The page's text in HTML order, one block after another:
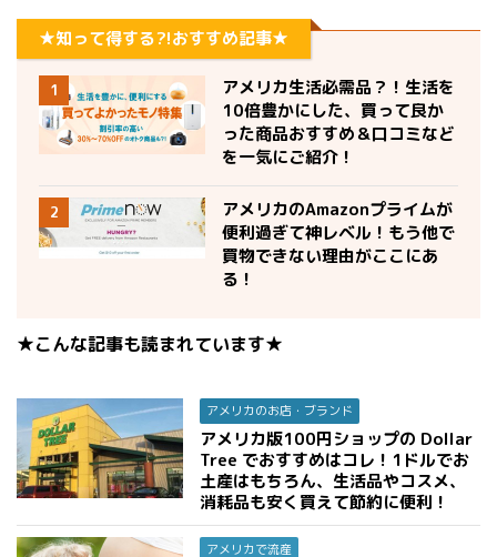
★知って得する?!おすすめ記事★
1
アメリカ生活必需品？！生活を
10倍豊かにした、買って良か
った商品おすすめ＆口コミなど
を一気にご紹介！
2
アメリカのAmazonプライムが
便利過ぎて神レベル！もう他で
買物できない理由がここにあ
る！
★こんな記事も読まれています★
アメリカのお店・ブランド
アメリカ版100円ショップの Dollar
Tree でおすすめはコレ！1ドルでお
土産はもちろん、生活品やコスメ、
消耗品も安く買えて節約に便利！
アメリカで流産